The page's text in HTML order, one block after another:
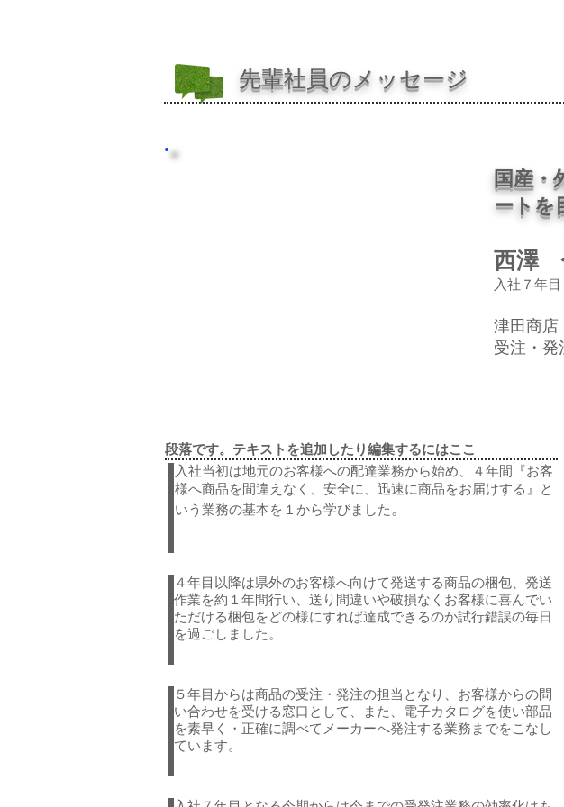
先輩社員のメッセージ
国産・
ートを
西澤
入社７年目
津田商
受注・発
段落です。テキストを追加したり編集するにはここ
入社当初は地元のお客様への配達業務から始め、４年間『お客
様へ商品を間違えなく、安全に、迅速に商品をお届けする』と
いう業務の基本を１から学びました。
４年目以降は県外のお客様へ向けて発送する商品の梱包、発送
作業を約１年間行い、送り間違いや破損なくお客様に喜んでい
ただける梱包をどの様にすれば達成できるのか試行錯誤の毎日
を過ごしました。
５年目からは商品の受注・発注の担当となり、お客様からの問
い合わせを受ける窓口として、また、電子カタログを使い部品
を素早く・正確に調べてメーカーへ発注する業務までをこなし
ています。